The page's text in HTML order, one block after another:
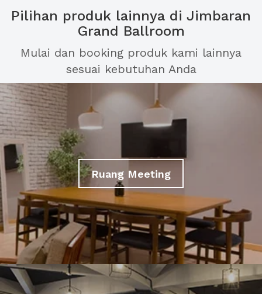
Pilihan produk lainnya di Jimbaran
Grand Ballroom
Mulai dan booking produk kami lainnya
sesuai kebutuhan Anda
Ruang Meeting